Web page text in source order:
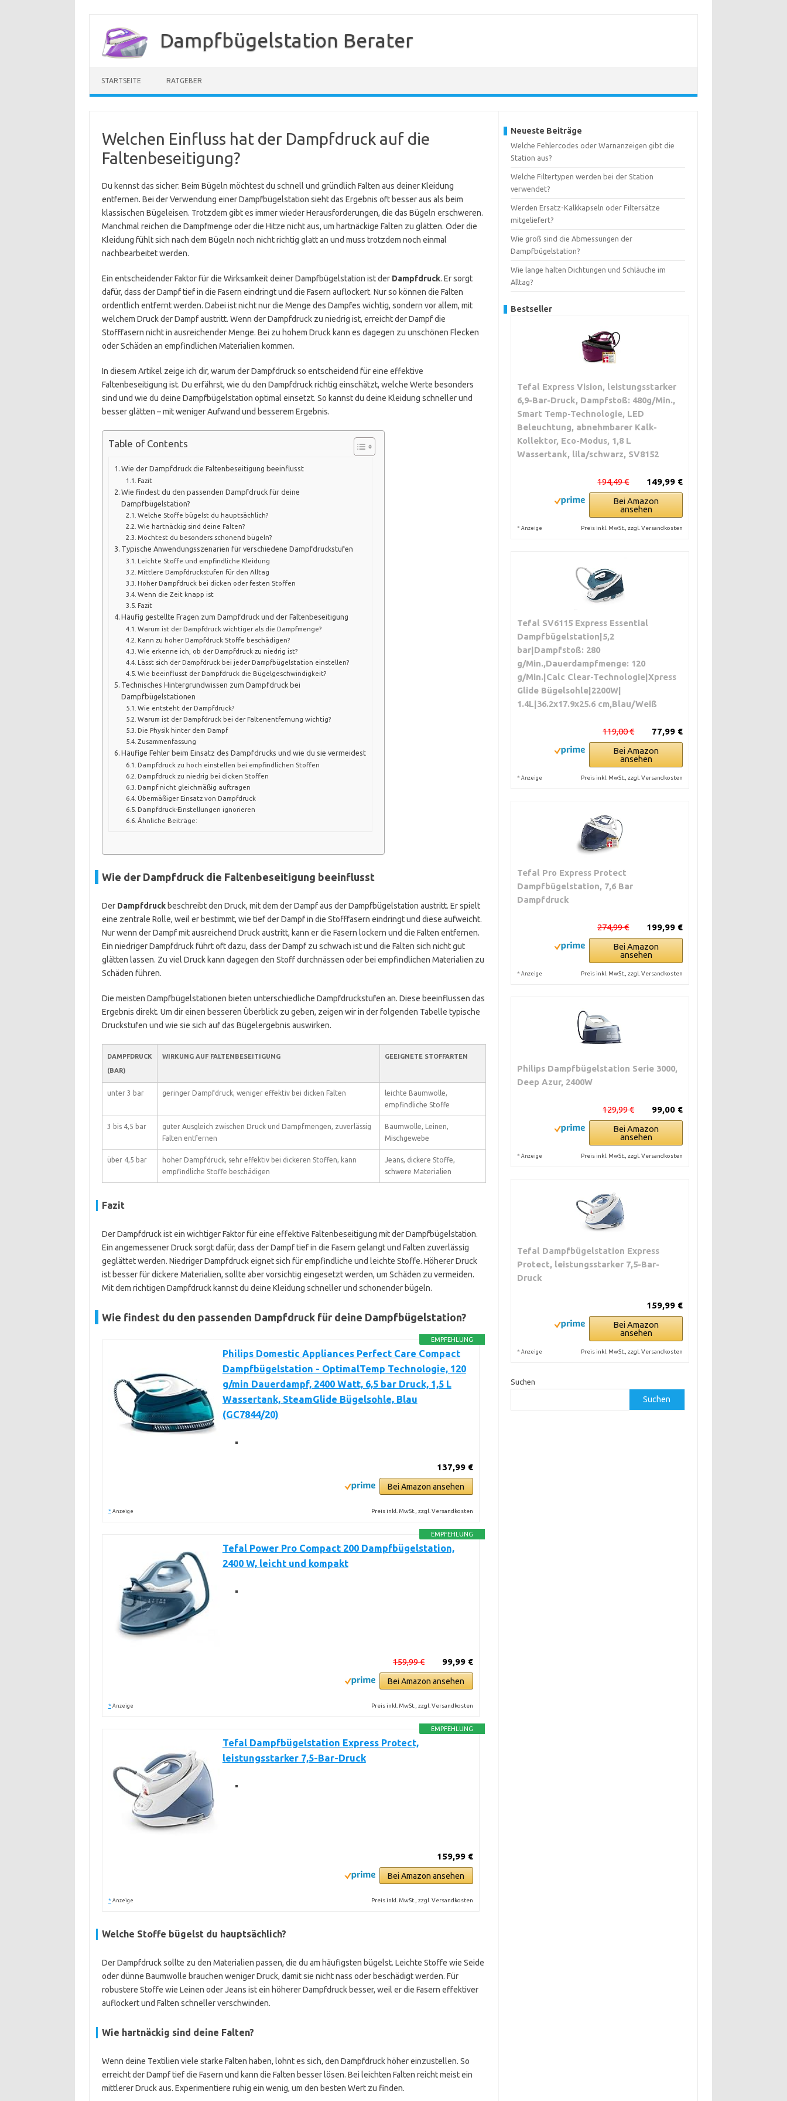
springen
Dampfbügelstation Berater
STARTSEITE RATGEBER
Welchen Einfluss hat der Dampfdruck auf die
Faltenbeseitigung?
Du kennst das sicher: Beim Bügeln möchtest du schnell und gründlich Falten aus deiner Kleidung
entfernen. Bei der Verwendung einer Dampfbügelstation sieht das Ergebnis oft besser aus als beim
klassischen Bügeleisen. Trotzdem gibt es immer wieder Herausforderungen, die das Bügeln erschweren.
Manchmal reichen die Dampfmenge oder die Hitze nicht aus, um hartnäckige Falten zu glätten. Oder die
Kleidung fühlt sich nach dem Bügeln noch nicht richtig glatt an und muss trotzdem noch einmal
nachbearbeitet werden.
Ein entscheidender Faktor für die Wirksamkeit deiner Dampfbügelstation ist der Dampfdruck. Er sorgt
dafür, dass der Dampf tief in die Fasern eindringt und die Fasern auflockert. Nur so können die Falten
ordentlich entfernt werden. Dabei ist nicht nur die Menge des Dampfes wichtig, sondern vor allem, mit
welchem Druck der Dampf austritt. Wenn der Dampfdruck zu niedrig ist, erreicht der Dampf die
Stofffasern nicht in ausreichender Menge. Bei zu hohem Druck kann es dagegen zu unschönen Flecken
oder Schäden an empfindlichen Materialien kommen.
In diesem Artikel zeige ich dir, warum der Dampfdruck so entscheidend für eine effektive
Faltenbeseitigung ist. Du erfährst, wie du den Dampfdruck richtig einschätzt, welche Werte besonders
sind und wie du deine Dampfbügelstation optimal einsetzt. So kannst du deine Kleidung schneller und
besser glätten – mit weniger Aufwand und besserem Ergebnis.
Table of Contents
Wie der Dampfdruck die Faltenbeseitigung beeinflusst
Fazit
Wie findest du den passenden Dampfdruck für deine
Dampfbügelstation?
Welche Stoffe bügelst du hauptsächlich?
Wie hartnäckig sind deine Falten?
Möchtest du besonders schonend bügeln?
Typische Anwendungsszenarien für verschiedene Dampfdruckstufen
Leichte Stoffe und empfindliche Kleidung
Mittlere Dampfdruckstufen für den Alltag
Hoher Dampfdruck bei dicken oder festen Stoffen
Wenn die Zeit knapp ist
Fazit
Häufig gestellte Fragen zum Dampfdruck und der Faltenbeseitigung
Warum ist der Dampfdruck wichtiger als die Dampfmenge?
Kann zu hoher Dampfdruck Stoffe beschädigen?
Wie erkenne ich, ob der Dampfdruck zu niedrig ist?
Lässt sich der Dampfdruck bei jeder Dampfbügelstation einstellen?
Wie beeinflusst der Dampfdruck die Bügelgeschwindigkeit?
Technisches Hintergrundwissen zum Dampfdruck bei
Dampfbügelstationen
Wie entsteht der Dampfdruck?
Warum ist der Dampfdruck bei der Faltenentfernung wichtig?
Die Physik hinter dem Dampf
Zusammenfassung
Häufige Fehler beim Einsatz des Dampfdrucks und wie du sie vermeidest
Dampfdruck zu hoch einstellen bei empfindlichen Stoffen
Dampfdruck zu niedrig bei dicken Stoffen
Dampf nicht gleichmäßig auftragen
Übermäßiger Einsatz von Dampfdruck
Dampfdruck-Einstellungen ignorieren
Ähnliche Beiträge:
Wie der Dampfdruck die Faltenbeseitigung beeinflusst
Der Dampfdruckbeschreibt den Druck, mit dem der Dampf aus der Dampfbügelstation austritt. Er spielt
eine zentrale Rolle, weil er bestimmt, wie tief der Dampf in die Stofffasern eindringt und diese aufweicht.
Nur wenn der Dampf mit ausreichend Druck austritt, kann er die Fasern lockern und die Falten entfernen.
Ein niedriger Dampfdruck führt oft dazu, dass der Dampf zu schwach ist und die Falten sich nicht gut
glätten lassen. Zu viel Druck kann dagegen den Stoff durchnässen oder bei empfindlichen Materialien zu
Schäden führen.
Die meisten Dampfbügelstationen bieten unterschiedliche Dampfdruckstufen an. Diese beeinflussen das
Ergebnis direkt. Um dir einen besseren Überblick zu geben, zeigen wir in der folgenden Tabelle typische
Druckstufen und wie sie sich auf das Bügelergebnis auswirken.
DAMPFDRUCK
(BAR)
WIRKUNG AUF FALTENBESEITIGUNG GEEIGNETE STOFFARTEN
unter 3 bar geringer Dampfdruck, weniger effektiv bei dicken Falten
leichte Baumwolle,
empfindliche Stoffe
3 bis 4,5 bar
guter Ausgleich zwischen Druck und Dampfmengen, zuverlässig
Falten entfernen
Baumwolle, Leinen,
Mischgewebe
über 4,5 bar
hoher Dampfdruck, sehr effektiv bei dickeren Stoffen, kann
empfindliche Stoffe beschädigen
Jeans, dickere Stoffe,
schwere Materialien
Fazit
Der Dampfdruck ist ein wichtiger Faktor für eine effektive Faltenbeseitigung mit der Dampfbügelstation.
Ein angemessener Druck sorgt dafür, dass der Dampf tief in die Fasern gelangt und Falten zuverlässig
geglättet werden. Niedriger Dampfdruck eignet sich für empfindliche und leichte Stoffe. Höherer Druck
ist besser für dickere Materialien, sollte aber vorsichtig eingesetzt werden, um Schäden zu vermeiden.
Mit dem richtigen Dampfdruck kannst du deine Kleidung schneller und schonender bügeln.
Wie findest du den passenden Dampfdruck für deine Dampfbügelstation?
EMPFEHLUNG
Philips Domestic Appliances Perfect Care Compact
Dampfbügelstation - OptimalTemp Technologie, 120
g/min Dauerdampf, 2400 Watt, 6,5 bar Druck, 1,5 L
Wassertank, SteamGlide Bügelsohle, Blau
(GC7844/20)
137,99 €
Bei Amazon ansehen
* Anzeige Preis inkl. MwSt., zzgl. Versandkosten
EMPFEHLUNG
Tefal Power Pro Compact 200 Dampfbügelstation,
2400 W, leicht und kompakt
99,99 €
159,99 €
Bei Amazon ansehen
* Anzeige Preis inkl. MwSt., zzgl. Versandkosten
EMPFEHLUNG
Tefal Dampfbügelstation Express Protect,
leistungsstarker 7,5-Bar-Druck
159,99 €
Bei Amazon ansehen
* Anzeige Preis inkl. MwSt., zzgl. Versandkosten
Welche Stoffe bügelst du hauptsächlich?
Der Dampfdruck sollte zu den Materialien passen, die du am häufigsten bügelst. Leichte Stoffe wie Seide
oder dünne Baumwolle brauchen weniger Druck, damit sie nicht nass oder beschädigt werden. Für
robustere Stoffe wie Leinen oder Jeans ist ein höherer Dampfdruck besser, weil er die Fasern effektiver
auflockert und Falten schneller verschwinden.
Wie hartnäckig sind deine Falten?
Wenn deine Textilien viele starke Falten haben, lohnt es sich, den Dampfdruck höher einzustellen. So
erreicht der Dampf tief die Fasern und kann die Falten besser lösen. Bei leichten Falten reicht meist ein
mittlerer Druck aus. Experimentiere ruhig ein wenig, um den besten Wert zu finden.
Neueste Beiträge
Welche Fehlercodes oder Warnanzeigen gibt die
Station aus?
Welche Filtertypen werden bei der Station
verwendet?
Werden Ersatz-Kalkkapseln oder Filtersätze
mitgeliefert?
Wie groß sind die Abmessungen der
Dampfbügelstation?
Wie lange halten Dichtungen und Schläuche im
Alltag?
Bestseller
Tefal Express Vision, leistungsstarker
6,9-Bar-Druck, Dampfstoß: 480g/Min.,
Smart Temp-Technologie, LED
Beleuchtung, abnehmbarer Kalk-
Kollektor, Eco-Modus, 1,8 L
Wassertank, lila/schwarz, SV8152
149,99 €
194,49 €
Bei Amazon
ansehen
* Anzeige Preis inkl. MwSt., zzgl. Versandkosten
Tefal SV6115 Express Essential
Dampfbügelstation|5,2
bar|Dampfstoß: 280
g/Min.,Dauerdampfmenge: 120
g/Min.|Calc Clear-Technologie|Xpress
Glide Bügelsohle|2200W|
1.4L|36.2x17.9x25.6 cm,Blau/Weiß
77,99 €
119,00 €
Bei Amazon
ansehen
* Anzeige Preis inkl. MwSt., zzgl. Versandkosten
Tefal Pro Express Protect
Dampfbügelstation, 7,6 Bar
Dampfdruck
199,99 €
274,99 €
Bei Amazon
ansehen
* Anzeige Preis inkl. MwSt., zzgl. Versandkosten
Philips Dampfbügelstation Serie 3000,
Deep Azur, 2400W
99,00 €
129,99 €
Bei Amazon
ansehen
* Anzeige Preis inkl. MwSt., zzgl. Versandkosten
Tefal Dampfbügelstation Express
Protect, leistungsstarker 7,5-Bar-
Druck
159,99 €
Bei Amazon
ansehen
* Anzeige Preis inkl. MwSt., zzgl. Versandkosten
Suchen
Suchen